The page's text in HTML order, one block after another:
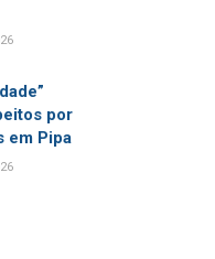
por
em Pipa